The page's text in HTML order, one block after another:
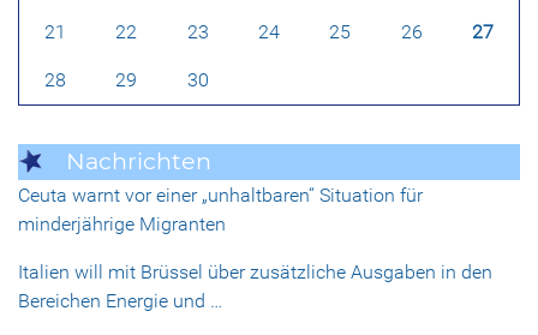
21 22 23 24 25 26 27
28 29 30
Nachrichten
Ceuta warnt vor einer „unhaltbaren“ Situation für
minderjährige Migranten
Italien will mit Brüssel über zusätzliche Ausgaben in den
Bereichen Energie und …